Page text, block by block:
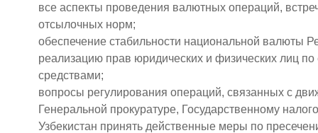
все аспекты проведения валютных операций,
отсылочных норм;
обеспечение стабильности национальной валюты
реализацию прав юридических и физических лиц
средствами;
вопросы регулирования операций, связанных с
Генеральной прокуратуре, Государственному
Узбекистан принять действенные меры по